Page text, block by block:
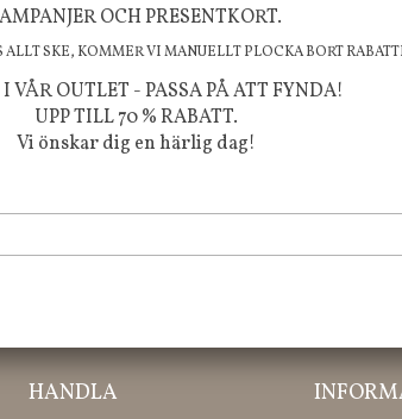
PÅ INSTAGRAM @JBHOME
kampanjer och roliga happenings!
HANDLA
OCH PRESENTKORT.
ALLT SKE, KOMMER VI MANUELLT PLOCKA BORT
VÅR OUTLET - PASSA PÅ ATT FYNDA!
UPP TILL 70 % RABATT.
Vi önskar dig en härlig dag!